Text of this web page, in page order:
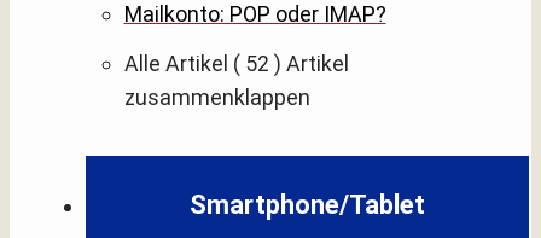
Mailkonto: POP oder IMAP?
Alle Artikel ( 52 ) Artikel
zusammenklappen
Smartphone/Tablet